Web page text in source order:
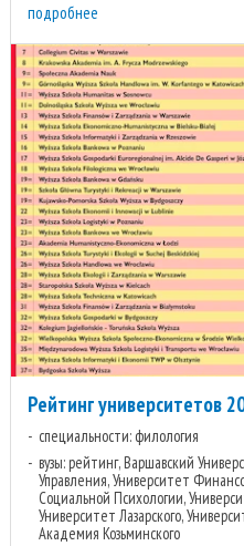
подробнее
Рейтинг университетов
специальности: филология
вузы: рейтинг, Варшавский
Управления, Университет
Социальной Психологии,
Университет Лазарского,
Академия Козьминского